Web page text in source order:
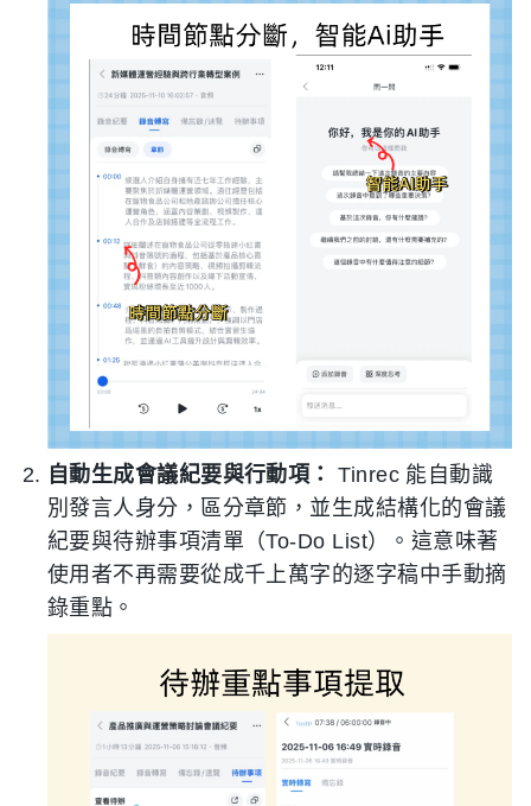
自動生成會議紀要與行動項：
Tinrec 能自動識
別發言人身分，區分章節，並生成結構化的會議
紀要與待辦事項清單（To-Do List）。這意味著
使用者不再需要從成千上萬字的逐字稿中手動摘
錄重點。